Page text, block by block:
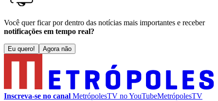
Você quer ficar por dentro das notícias mais importantes e receber
notificações em tempo real?
Eu quero! Agora não
Inscreva-se no canal MetrópolesTV noYouTubeMetrópolesTV